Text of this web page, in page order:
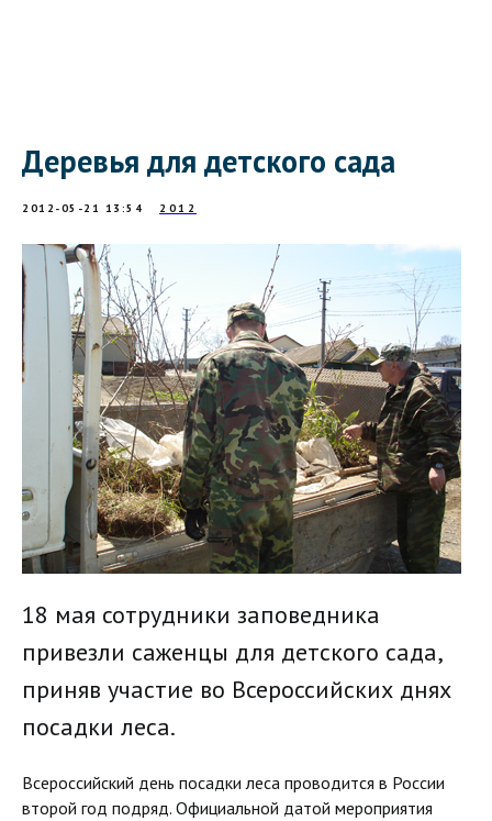
Деревья для детского сада
2012-05-21 13:54 2012
18 мая сотрудники заповедника
привезли саженцы для детского сада,
приняв участие во Всероссийских днях
посадки леса.
Всероссийский день посадки леса проводится в России
второй год подряд. Официальной датой мероприятия